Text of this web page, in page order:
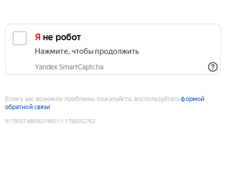
Я не робот
Нажмите, чтобы продолжить
Yandex SmartCaptcha
Если у вас возникли проблемы, пожалуйста, воспользуйтесьформой
обратной связи
9179507480563186511 :1786052762